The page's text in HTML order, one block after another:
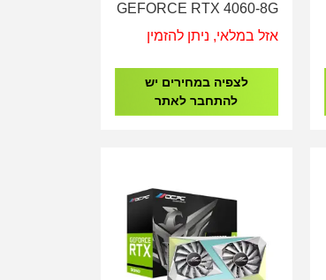
GEFORCE RTX 4060-8G
EVO OC Edition
אזל במלאי, ניתן להזמין
לצפיה במחירים יש
להתחבר לאתר